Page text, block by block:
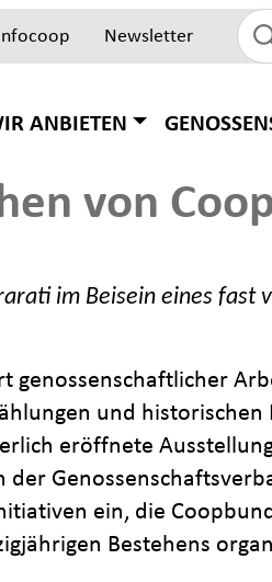
Newsletter
ANBIETEN
von
im Beisein eines fast
genossenschaftlicher
und
eröffnete
ein, die
Bestehens